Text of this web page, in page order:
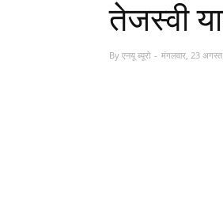
तेजस्वी
By एनयू ब्यूरो मंगलवार, 23